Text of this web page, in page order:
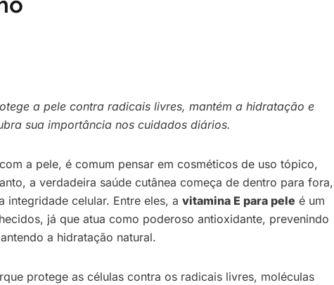
a pele contra radicais livres, mantém a hidratação e
sua importância nos cuidados diários.
a pele, é comum pensar em cosméticos de uso tópico,
a verdadeira saúde cutânea começa de dentro para fora,
integridade celular. Entre eles, a vitamina E para pele é um
já que atua como poderoso antioxidante, prevenindo
a hidratação natural.
protege as células contra os radicais livres, moléculas